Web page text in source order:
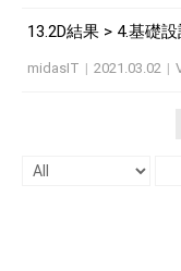
13.2D結果 > 4.基礎
midasIT | 2021.03.02 |